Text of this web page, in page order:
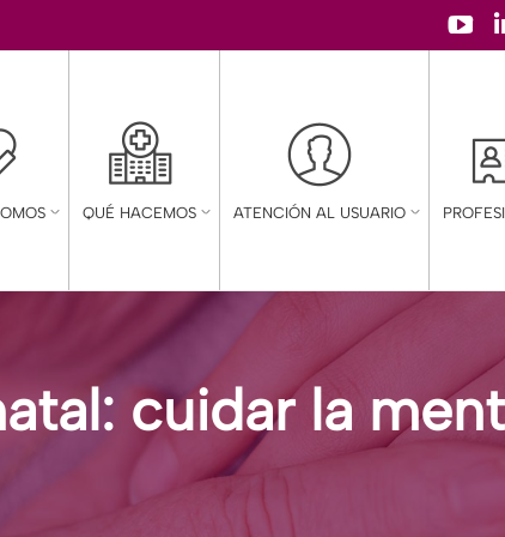
QUÉ HACEMOS ATENCIÓN AL USUARIO
cuidar la